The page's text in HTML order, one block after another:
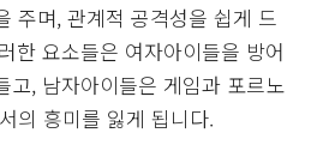
주며, 관계적 공격성을 쉽게 드
한 요소들은 여자아이들을 방어
고, 남자아이들은 게임과 포르노
의 흥미를 잃게 됩니다.